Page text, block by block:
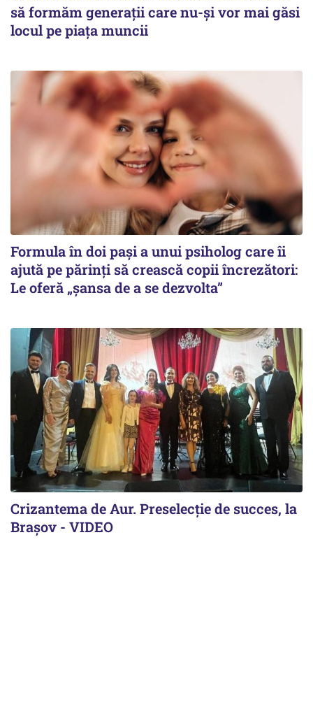
să formăm generații care nu-și vor mai găsi
locul pe piața muncii
Formula în doi pași a unui psiholog care îi
ajută pe părinți să crească copii încrezători:
Le oferă „șansa de a se dezvolta”
Crizantema de Aur. Preselecție de succes, la
Brașov - VIDEO